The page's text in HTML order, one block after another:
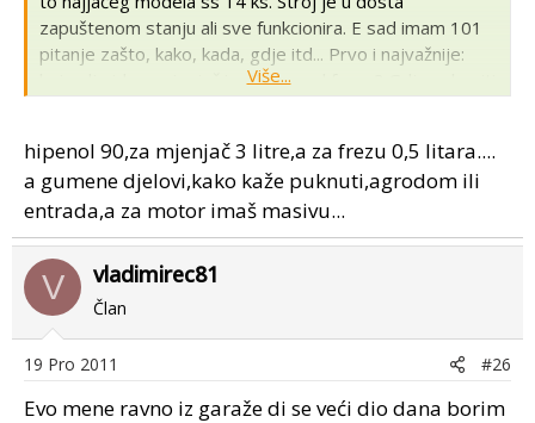
zapuštenom stanju ali sve funkcionira. E sad imam 101
pitanje zašto, kako, kada, gdje itd... Prvo i najvažnije:
koje ulje ide u mjenjač i prijenos od freze? Gdje nabaviti
kompletnog perem pa budem videl kaj još treba složiti.
Više...
hipenol 90,za mjenjač 3 litre,a za frezu 0,5 litara....
a gumene djelovi,kako kaže puknuti,agrodom ili
entrada,a za motor imaš masivu...
V vladimirec81
Član
19 Pro 2011 #26
Evo mene ravno iz garaže di se veći dio dana borim